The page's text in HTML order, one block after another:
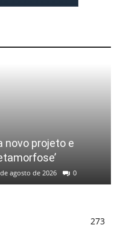
novo projeto e
agosto de 2026 0
273